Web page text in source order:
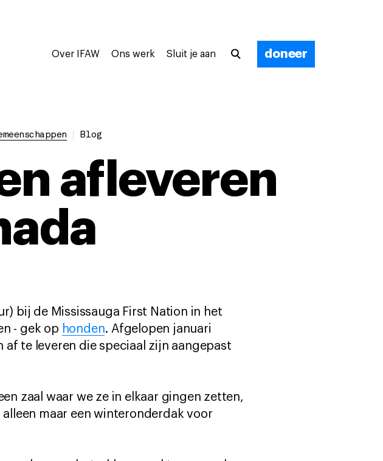
Over IFAW Ons werk Sluit je aan doneer
Blog
afleveren
bij de Mississauga First Nation in het
- gek op honden. Afgelopen januari
te leveren die speciaal zijn aangepast
zaal waar we ze in elkaar gingen zetten,
maar een winteronderdak voor